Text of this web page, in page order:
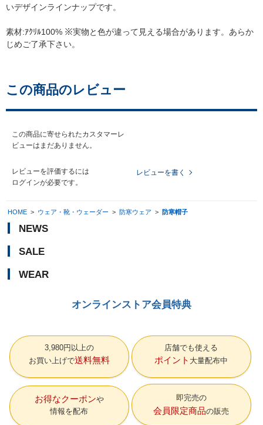
いデザインラインナップです。
素材:ｱｸﾘﾙ100% ※実物と色が違って見える場合があります。あらか
じめご了承下さい。
この商品のレビュー
この商品に寄せられたカスタマーレ
ビューはまだありません。
レビューを評価するには
ログインが必要です。
レビューを書く
HOME > ウェア・靴・ウェーダー > 防寒ウェア > 防寒帽子
NEWS
SALE
WEAR
オンラインストア会員特典
3,980円以上の
お買い上げで送料無料
店舗でも使える
ポイント 大量配布中
お得なクーポン
情報を配布
即完売の
会員限定商品の販売